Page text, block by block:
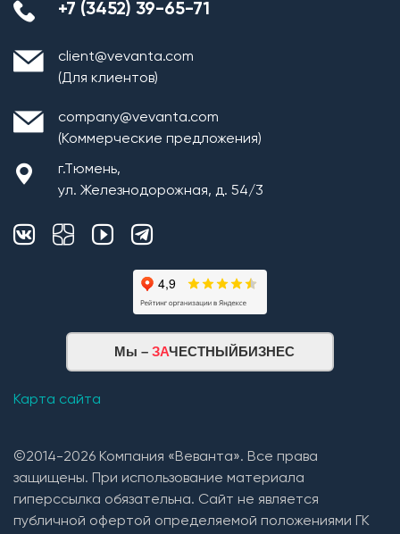
Монтаж плит перекрытия
Кровельная система
1. Монтаж стропильной системы из пиломатериала
(Технониколь, Дёке) и Металлочерепицы (в
зависимости от проекта и предпочтений Заказчика).
3. Устройство вентиляции подкровельного
пространства(кровельные вентили);
+7 (3452) 39-65-71
client@vevanta.com
(Для клиентов)
company@vevanta.com
(Коммерческие предложения)
г.Тюмень,
ул. Железнодорожная, д. 54/3
Мы – ЗАЧЕСТНЫЙБИЗНЕС
Карта сайта
©2014-2026 Компания «Веванта». Все права
защищены. При использование материала
гиперссылка обязательна. Сайт не является
публичной офертой определяемой положениями ГК